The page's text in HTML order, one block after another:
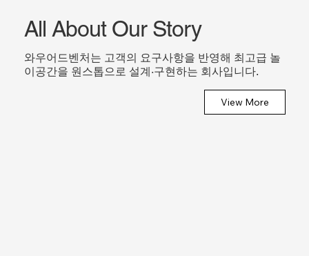
All About Our Story
와우어드벤처는 고객의 요구사항을 반영해 최고급 놀
이공간을 원스톱으로 설계·구현하는 회사입니다.
View More